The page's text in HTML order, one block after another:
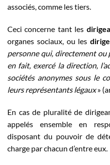
associés, comme les tiers.
Ceci concerne tant les
organes sociaux, ou les
personne qui, directement ou
en fait, exercé la direction,
sociétés anonymes sous le
leurs représentants légaux»
En cas de pluralité de
appelés ensemble en
disposant du pouvoir de
charge par chacun d’entre eux.